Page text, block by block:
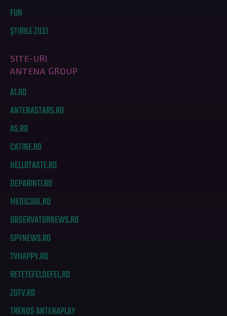
FUN
ȘTIRILE ZILEI
SITE-URI
ANTENA GROUP
A1.RO
ANTENASTARS.RO
AS.RO
CATINE.RO
HELLOTASTE.RO
DEPARINTI.RO
MEDICOOL.RO
OBSERVATORNEWS.RO
SPYNEWS.RO
TVHAPPY.RO
RETETEFELDEFEL.RO
ZUTV.RO
TRENDS ANTENAPLAY